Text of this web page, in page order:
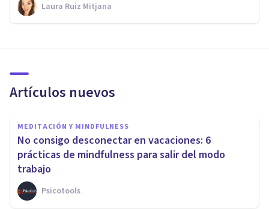
Laura Ruiz Mitjana
Artículos nuevos
MEDITACIÓN Y MINDFULNESS
No consigo desconectar en vacaciones: 6
prácticas de mindfulness para salir del modo
trabajo
Psicotools